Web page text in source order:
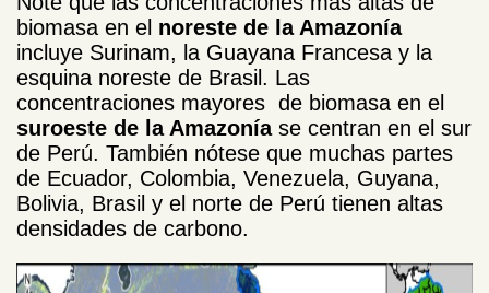
biomasa en el noreste de la Amazonía
incluye Surinam, la Guayana Francesa y la
esquina noreste de Brasil. Las
concentraciones mayores de biomasa en el
suroeste de la Amazoníase centran en el sur
de Perú. También nótese que muchas partes
de Ecuador, Colombia, Venezuela, Guyana,
Bolivia, Brasil y el norte de Perú tienen altas
densidades de carbono.